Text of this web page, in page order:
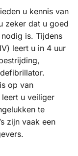
u kennis van
zeker dat u goed
is. Tijdens
leert u in 4 uur
op van
u veiliger
te
zijn vaak een